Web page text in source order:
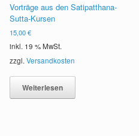
Vorträge aus den Satipatthana-
Sutta-Kursen
15,00€
inkl. 19 % MwSt.
zzgl.Versandkosten
Weiterlesen